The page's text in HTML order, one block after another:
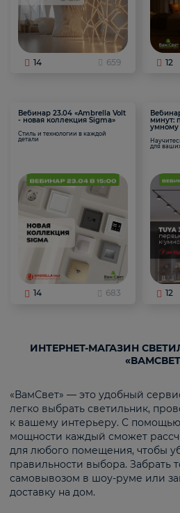
14 659 12
Вебинар 23.04 «Ambrella Volt
- новая коллекция Sigma»
Стиль и технологии в каждой
детали
14 683
минут:
умному
для
12
ИНТЕРНЕТ-МАГАЗИН
«ВамСвет» — это удобный
легко выбрать светильник,
к вашему интерьеру. С помощью
мощности каждый сможет
для любого помещения, чтобы
правильности выбора. Забрать
самовывозом в шоу-руме или
доставку на дом.